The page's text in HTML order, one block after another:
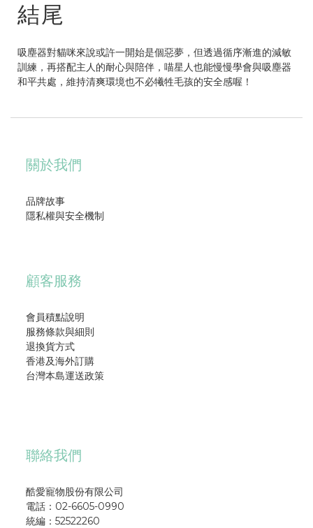
結尾
吸塵器對貓咪來說或許一開始是個惡夢，但透過循序漸進的減敏
訓練，再搭配主人的耐心與陪伴，喵星人也能慢慢學會與吸塵器
和平共處，維持清爽環境也不必犧牲毛孩的安全感喔！
關於我們
品牌故事
隱私權與安全機制
顧客服務
會員積點說明
服務條款與細則
退換貨方式
香港及海外訂購
台灣本島運送政策
聯絡我們
酷愛寵物股份有限公司
電話：02-6605-0990
統編：52522260